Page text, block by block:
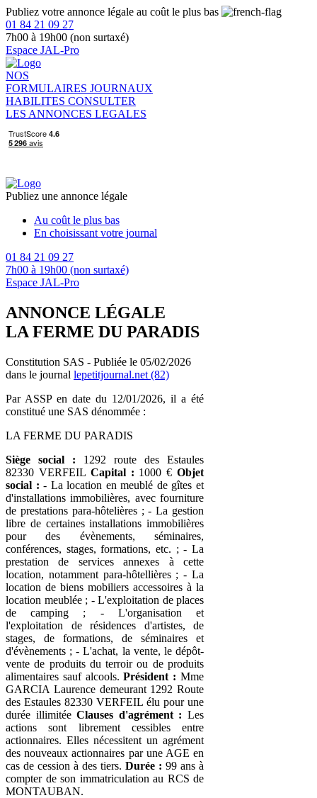
Publiez votre annonce légale au coût le plus bas
01 84 21 09 27
7h00 à 19h00 (non surtaxé)
Espace JAL-Pro
NOS
FORMULAIRES JOURNAUX
HABILITES CONSULTER
LES ANNONCES LEGALES
Publiez une annonce légale
Au coût le plus bas
En choisissant votre journal
01 84 21 09 27
7h00 à 19h00 (non surtaxé)
Espace JAL-Pro
ANNONCE LÉGALE
LA FERME DU PARADIS
Constitution SAS - Publiée le 05/02/2026
dans le journal lepetitjournal.net (82)
Par ASSP en date du 12/01/2026, il a été
constitué une SAS dénommée :
LA FERME DU PARADIS
Siège social : 1292 route des Estaules
82330 VERFEIL Capital : 1000 €Objet
social : - La location en meublé de gîtes et
d'installations immobilières, avec fourniture
de prestations para-hôtelières ; - La gestion
libre de certaines installations immobilières
pour des évènements, séminaires,
conférences, stages, formations, etc. ; - La
prestation de services annexes à cette
location, notamment para-hôtellières ; - La
location de biens mobiliers accessoires à la
location meublée ; - L'exploitation de places
de camping ; - L'organisation et
l'exploitation de résidences d'artistes, de
stages, de formations, de séminaires et
d'évènements ; - L'achat, la vente, le dépôt-
vente de produits du terroir ou de produits
alimentaires sauf alcools.Président : Mme
GARCIA Laurence demeurant 1292 Route
des Estaules 82330 VERFEIL élu pour une
durée illimitéeClauses d'agrément : Les
actions sont librement cessibles entre
actionnaires. Elles nécessitent un agrément
des nouveaux actionnaires par une AGE en
cas de cession à des tiers. Durée : 99 ans à
compter de son immatriculation au RCS de
MONTAUBAN.